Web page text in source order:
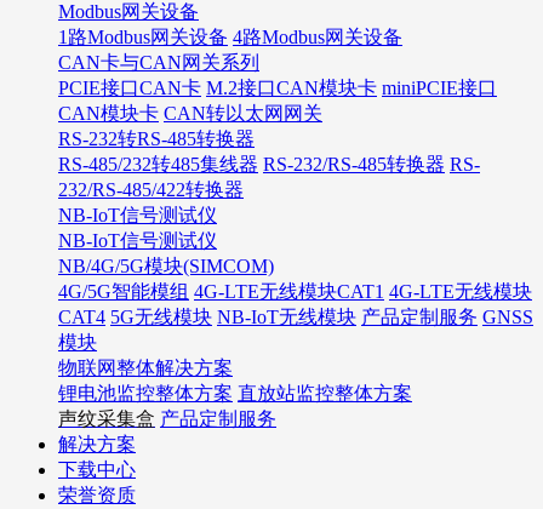
Modbus网关设备
1路Modbus网关设备 4路Modbus网关设备
CAN卡与CAN网关系列
PCIE接口CAN卡 M.2接口CAN模块卡 miniPCIE接口
CAN模块卡 CAN转以太网网关
RS-232转RS-485转换器
RS-485/232转485集线器 RS-232/RS-485转换器 RS-
232/RS-485/422转换器
NB-IoT信号测试仪
NB-IoT信号测试仪
NB/4G/5G模块(SIMCOM)
4G/5G智能模组 4G-LTE无线模块CAT1 4G-LTE无线模块
CAT4 5G无线模块 NB-IoT无线模块 产品定制服务 GNSS
模块
物联网整体解决方案
锂电池监控整体方案 直放站监控整体方案
声纹采集盒 产品定制服务
解决方案
下载中心
荣誉资质